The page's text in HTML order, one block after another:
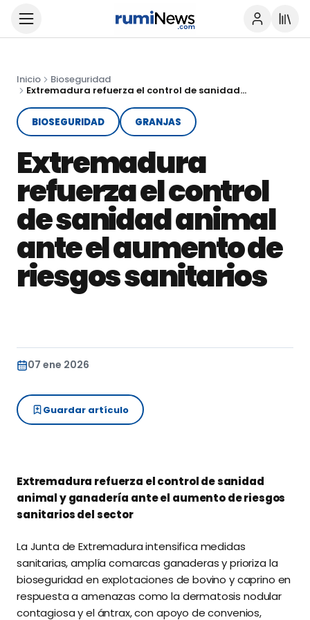
Inicio
Bioseguridad
Extremadura refuerza el control de sanidad animal ante el aumento de riesgos sanitarios
BIOSEGURIDAD GRANJAS
Extremadura
refuerza el control
de sanidad animal
ante el aumento de
riesgos sanitarios
07 ene 2026
Guardar artículo
Extremadura refuerza el control de sanidad
animal y ganadería ante el aumento de riesgos
sanitarios del sector
La Junta de Extremadura intensifica medidas
sanitarias, amplía comarcas ganaderas y prioriza la
bioseguridad en explotaciones de bovino y caprino en
respuesta a amenazas como la dermatosis nodular
contagiosa y el ántrax, con apoyo de convenios,